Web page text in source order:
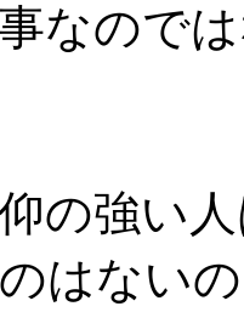
なので
の強い
はない